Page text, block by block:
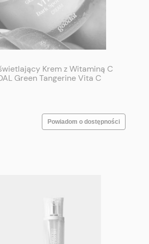
Krem z Witaminą C
Green Tangerine Vita C
Powiadom o dostępności